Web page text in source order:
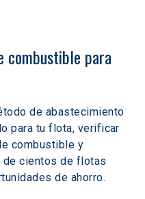
combustible para
de abastecimiento
para tu flota, verificar
combustible y
de cientos de flotas
de ahorro.